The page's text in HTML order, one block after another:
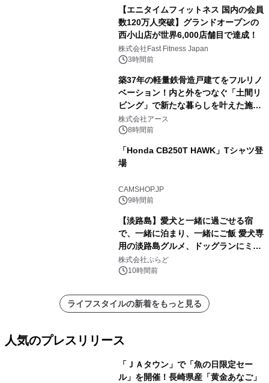
【エニタイムフィットネス 国内の会員
数120万人突破】グランドオープンの
西小山店が世界6,000店舗目で達成！
株式会社Fast Fitness Japan
3時間前
築37年の軽量鉄骨造戸建てをフルリノ
ベーション！内と外をつなぐ「土間リ
ビング」で新たな暮らしを叶えた施工
事例を株式会社アースが公開
株式会社アース
8時間前
「Honda CB250T HAWK」Tシャツ登
場
CAMSHOP.JP
9時間前
【淡路島】愛犬と一緒に過ごせる宿
で、一緒に泊まり、一緒にご飯 愛犬専
用の淡路島グルメ、ドッグランにミニ
プール グランピングとトレーラーハウ
スの2施設で
株式会社ぷらど
10時間前
ライフスタイルの新着をもっと見る
人気のプレスリリース
「ＪＡタウン」で「魚の日限定セー
ル」を開催！長崎県産「黄金あなご」